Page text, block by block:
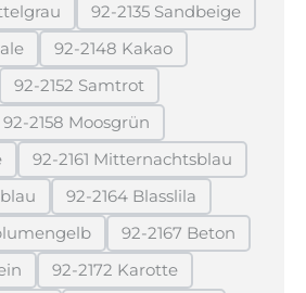
Option ist zurzeit nicht verfügbar.)
92-2135 Sandbeige
(Diese Option ist
ist zurzeit nicht verfügbar.)
92-2148 Kakao
(Diese Option ist zurzeit
ist zurzeit nicht verfügbar.)
92-2152 Samtrot
(Diese Option ist zurzeit nicht
ist zurzeit nicht verfügbar.)
92-2158 Moosgrün
(Diese Option ist zurzeit nicht
ist zurzeit nicht verfügbar.)
92-2161 Mitternachtsblau
(Diese Option ist zurzeit
ist zurzeit nicht verfügbar.)
92-2164 Blasslila
(Diese Option ist zurzeit
Option ist zurzeit nicht verfügbar.)
92-2167 Beton
(Diese Option ist
ist zurzeit nicht verfügbar.)
92-2172 Karotte
(Diese Option ist zurzeit